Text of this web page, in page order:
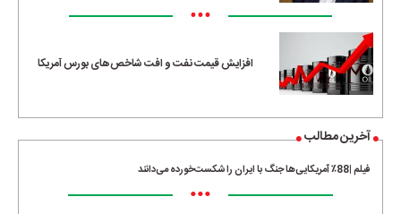
•••
افزایش قیمت نفت و افت شاخص‌های بورس آمریکا
آخرین مطالب
فیلم |88٪ آمریکایی‌ها جنگ با ایران را شکست‌خورده می‌دانند
•••